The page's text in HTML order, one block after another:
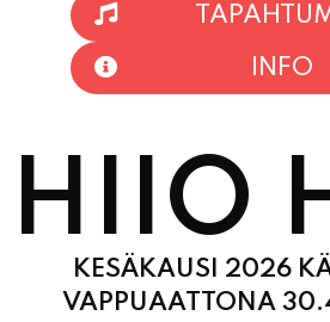
INFO
HIIO
KESÄKAUSI 2026
VAPPUAATTONA